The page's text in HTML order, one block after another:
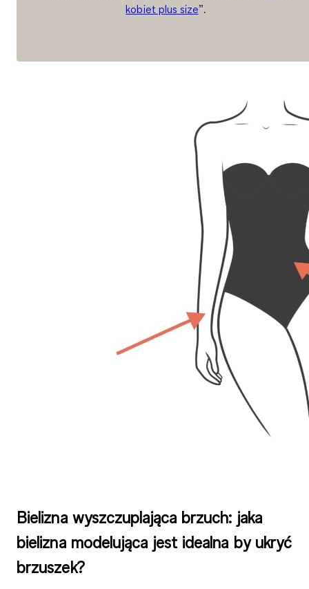
kobiet plus size”.
Bielizna wyszczuplająca brzuch: jaka
bielizna modelująca jest idealna by ukryć
brzuszek?